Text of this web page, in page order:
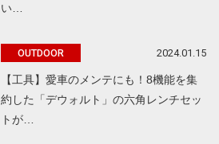
い…
OUTDOOR 2024.01.15
【工具】愛車のメンテにも！8機能を集
約した「デウォルト」の六角レンチセッ
トが…